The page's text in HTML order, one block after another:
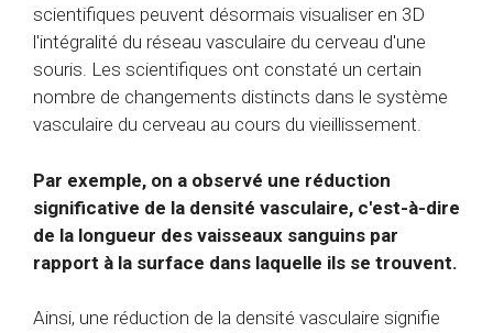
scientifiques peuvent désormais visualiser en 3D
l'intégralité du réseau vasculaire du cerveau d'une
souris. Les scientifiques ont constaté un certain
nombre de changements distincts dans le système
vasculaire du cerveau au cours du vieillissement.
Par exemple, on a observé une réduction
significative de la densité vasculaire, c'est-à-dire
de la longueur des vaisseaux sanguins par
rapport à la surface dans laquelle ils se trouvent.
Ainsi, une réduction de la densité vasculaire signifie